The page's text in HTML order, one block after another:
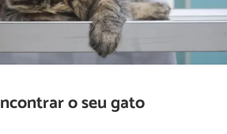
o seu gato